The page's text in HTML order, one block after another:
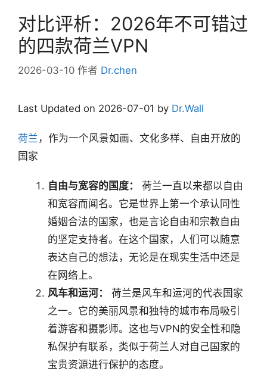
对比评析：2026年不可错过
的四款荷兰VPN
2026-03-10 作者 Dr.chen
Last Updated on 2026-07-01 by Dr.Wall
荷兰 ，作为一个风景如画、文化多样、自由开放的
国家
自由与宽容的国度：
荷兰一直以来都以自由
和宽容而闻名。它是世界上第一个承认同性
婚姻合法的国家，也是言论自由和宗教自由
的坚定支持者。在这个国家，人们可以随意
表达自己的想法，无论是在现实生活中还是
在网络上。
风车和运河：
荷兰是风车和运河的代表国家
之一。它的美丽风景和独特的城市布局吸引
着游客和摄影师。这也与VPN的安全性和隐
私保护有联系，类似于荷兰人对自己国家的
宝贵资源进行保护的态度。